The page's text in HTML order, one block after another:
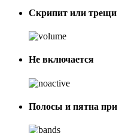
Скрипит или трещи
Не включается
Полосы и пятна при